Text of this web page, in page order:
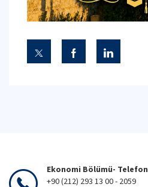
Ekonomi Bölümü- Telefon
+90 (212) 293 13 00 - 2059